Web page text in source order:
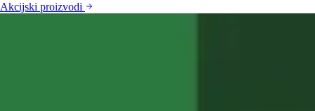
Akcijski proizvodi